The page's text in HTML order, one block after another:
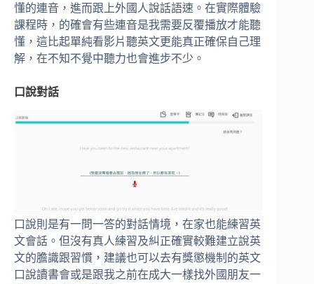
懂的連音，進而跟上外國人說話語速。在實際體驗
課程時，的確會有些連音是我需要反覆播放才能聽
懂，這比起單純看影片聽英文更能真正確保自己理
解，在不知不覺中聽力也會進步不少。
口說對話
口說則是有一問一答的對話情境，在家也能練習英
文會話。但沒有真人練習及糾正確實較難建立說英
文的膽識跟習慣，建議也可以去有獎懲機制的英文
口說讀書會或是跟我之前在成大一樣找外國朋友一